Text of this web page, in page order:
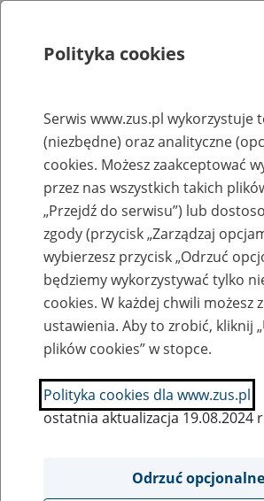
Strona główna - Biuletyn Informacji Publicznej
Finanse
Zobacz wszystkie
26.09.2025 r.
Plany finansowe ZUS
25.06.2026 r.
22.12.2025 r.
Polityka cookies
Serwis www.zus.pl wykorzystuje
(niezbędne) oraz analityczne
cookies. Możesz zaakceptować
przez nas wszystkich takich
„Przejdź do serwisu”) lub
zgody (przycisk „Zarządzaj
wybierzesz przycisk „Odrzuć
będziemy wykorzystywać tylko
cookies. W każdej chwili możesz
ustawienia. Aby to zrobić, kliknij
plików cookies” w stopce.
Polityka cookies dla www.zus.pl
ostatnia aktualizacja 19.08.2024
Odrzuć opcjonalne